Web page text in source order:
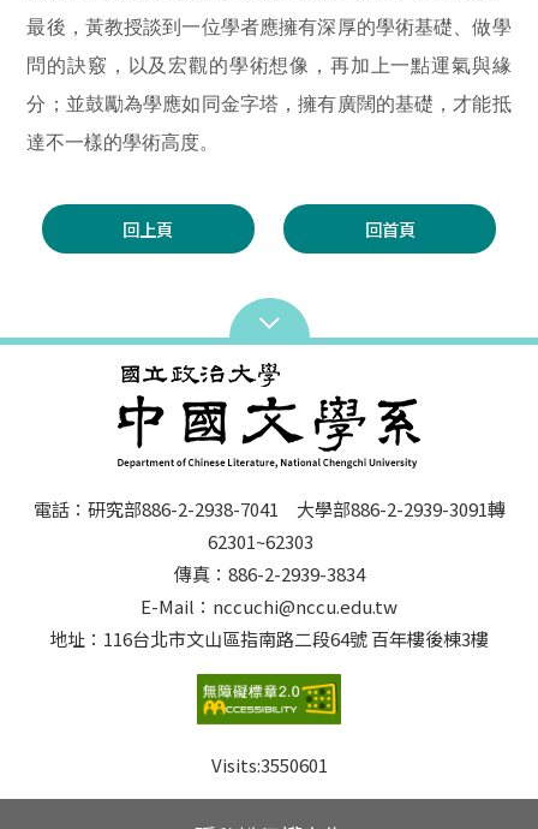
最後，黃教授談到一位學者應擁有深厚的學術基礎、做學
問的訣竅，以及宏觀的學術想像，再加上一點運氣與緣
分；並鼓勵為學應如同金字塔，擁有廣闊的基礎，才能抵
達不一樣的學術高度。
回上頁 回首頁
電話：研究部886-2-2938-7041 大學部886-2-2939-3091轉
62301~62303
傳真：886-2-2939-3834
E-Mail：nccuchi@nccu.edu.tw
地址：116台北市文山區指南路二段64號 百年樓後棟3樓
Visits:3550601